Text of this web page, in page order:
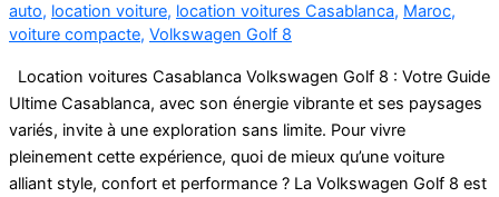
auto, location voiture, location voitures Casablanca, Maroc,
voiture compacte, Volkswagen Golf 8
Location voitures Casablanca Volkswagen Golf 8 : Votre Guide
Ultime Casablanca, avec son énergie vibrante et ses paysages
variés, invite à une exploration sans limite. Pour vivre
pleinement cette expérience, quoi de mieux qu’une voiture
alliant style, confort et performance ? La Volkswagen Golf 8 est